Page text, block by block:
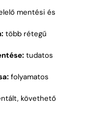
mentési és
több rétegű
tudatos
folyamatos
követhető